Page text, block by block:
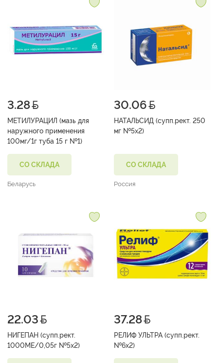
3.28
МЕТИЛУРАЦИЛ (мазь для
наружного применения
100мг/1г туба 15 г №1)
СО СКЛАДА
Беларусь
30.06
НАТАЛЬСИД (супп.рект. 250
мг №5х2)
СО СКЛАДА
Россия
22.03
НИГЕПАН (супп.рект.
1000МЕ/0,05г №5х2)
37.28
РЕЛИФ УЛЬТРА (супп.рект.
№6х2)